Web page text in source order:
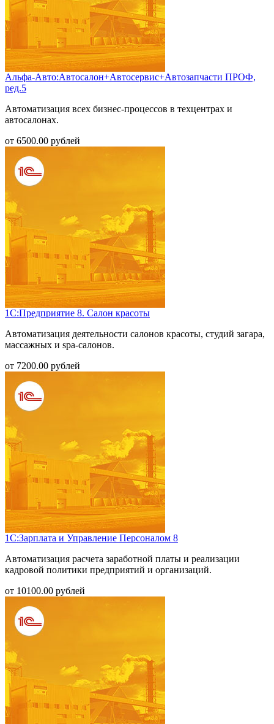
Альфа-Авто:Автосалон+Автосервис+Автозапчасти ПРОФ,
ред.5
Автоматизация всех бизнес-процессов в техцентрах и
автосалонах.
от 6500.00 рублей
1С:Предприятие 8. Салон красоты
Автоматизация деятельности салонов красоты, студий загара,
массажных и spa-салонов.
от 7200.00 рублей
1С:Зарплата и Управление Персоналом 8
Автоматизация расчета заработной платы и реализации
кадровой политики предприятий и организаций.
от 10100.00 рублей